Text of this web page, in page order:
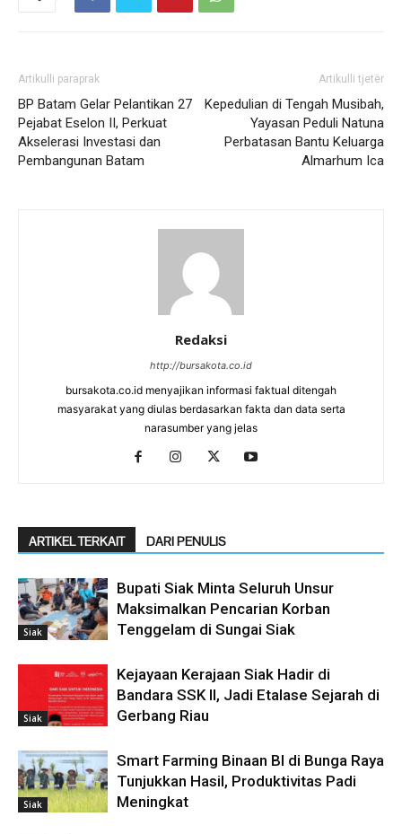
Artikulli paraprak
BP Batam Gelar Pelantikan 27
Pejabat Eselon II, Perkuat
Akselerasi Investasi dan
Pembangunan Batam
Artikulli tjetër
Kepedulian di Tengah Musibah,
Yayasan Peduli Natuna
Perbatasan Bantu Keluarga
Almarhum Ica
Redaksi
http://bursakota.co.id
bursakota.co.id menyajikan informasi faktual ditengah
masyarakat yang diulas berdasarkan fakta dan data serta
narasumber yang jelas
ARTIKEL TERKAIT DARI PENULIS
Siak
Bupati Siak Minta Seluruh Unsur
Maksimalkan Pencarian Korban
Tenggelam di Sungai Siak
Siak
Kejayaan Kerajaan Siak Hadir di
Bandara SSK II, Jadi Etalase Sejarah di
Gerbang Riau
Siak
Smart Farming Binaan BI di Bunga Raya
Tunjukkan Hasil, Produktivitas Padi
Meningkat